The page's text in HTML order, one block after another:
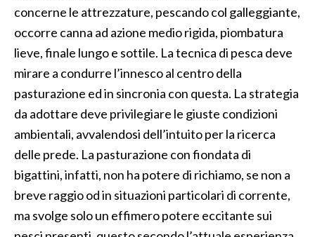
concerne le attrezzature, pescando col galleggiante,
occorre canna ad azione medio rigida, piombatura
lieve, finale lungo e sottile. La tecnica di pesca deve
mirare a condurre l’innesco al centro della
pasturazione ed in sincronia con questa. La strategia
da adottare deve privilegiare le giuste condizioni
ambientali, avvalendosi dell’intuito per la ricerca
delle prede. La pasturazione con fiondata di
bigattini, infatti, non ha potere di richiamo, se non a
breve raggio od in situazioni particolari di corrente,
ma svolge solo un effimero potere eccitante sui